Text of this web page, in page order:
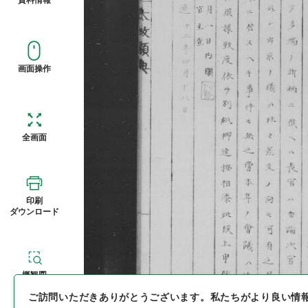
画面操作
全画面
印刷
ダウンロード
概観図
ご訪問いただきありがとうございます。 私たちがより良い情